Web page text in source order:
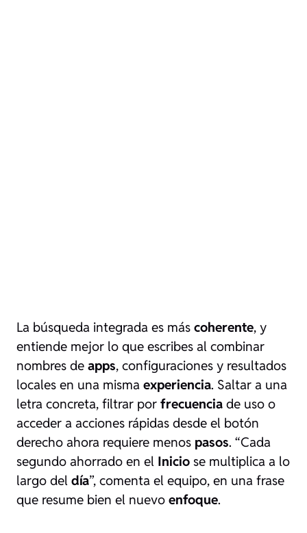
La búsqueda integrada es más coherente, y
entiende mejor lo que escribes al combinar
nombres de apps, configuraciones y resultados
locales en una misma experiencia. Saltar a una
letra concreta, filtrar por frecuencia de uso o
acceder a acciones rápidas desde el botón
derecho ahora requiere menos pasos. “Cada
segundo ahorrado en el Inicio se multiplica a lo
largo del día”, comenta el equipo, en una frase
que resume bien el nuevo enfoque.